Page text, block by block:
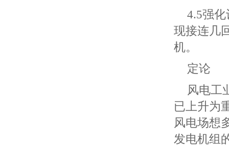
4.5强
现接连几
机。
定论
风电工
已上升为
风电场想
发电机组